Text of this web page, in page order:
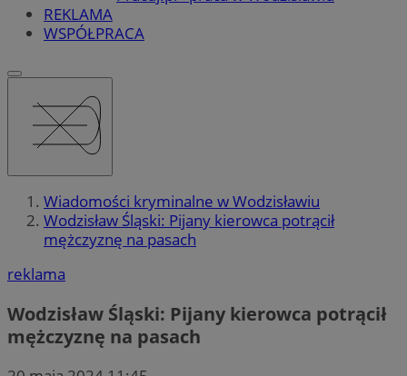
REKLAMA
WSPÓŁPRACA
Wiadomości kryminalne w Wodzisławiu
Wodzisław Śląski: Pijany kierowca potrącił
mężczyznę na pasach
reklama
Wodzisław Śląski: Pijany kierowca potrącił
mężczyznę na pasach